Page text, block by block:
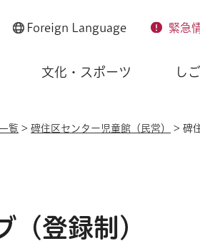
Foreign Language 緊急
文化・スポーツ し
覧 > 碑住区センター児童館（民営） > 碑
登録制）